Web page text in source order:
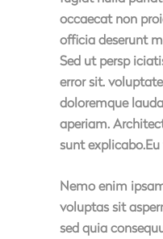
occaecat non
officia deserunt
Sed ut persp
error sit.
doloremque
aperiam.
sunt
Nemo enim
voluptas sit
sed quia